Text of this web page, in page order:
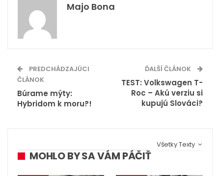
Majo Bona
PREDCHÁDZAJÚCI
ČLÁNOK
Búrame mýty:
Hybridom k moru?!
ĎALŠÍ ČLÁNOK
TEST: Volkswagen T-
Roc – Akú verziu si
kupujú Slováci?
Všetky Texty
MOHLO BY SA VÁM PÁČIŤ